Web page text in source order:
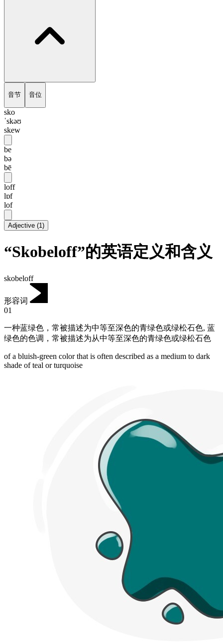
音节 音位
sko
ˈskəʊ
skew
be
bə
bē
loff
lɒf
lof
Adjective (1)
“Skobeloff”的英语定义和含义
skobeloff
形容词
01
一种蓝绿色，常被描述为中等至深色的青绿色或绿松石色, 蓝
绿色的色调，常被描述为从中等至深色的青绿色或绿松石色
of a bluish-green color that is often described as a medium to dark
shade of teal or turquoise